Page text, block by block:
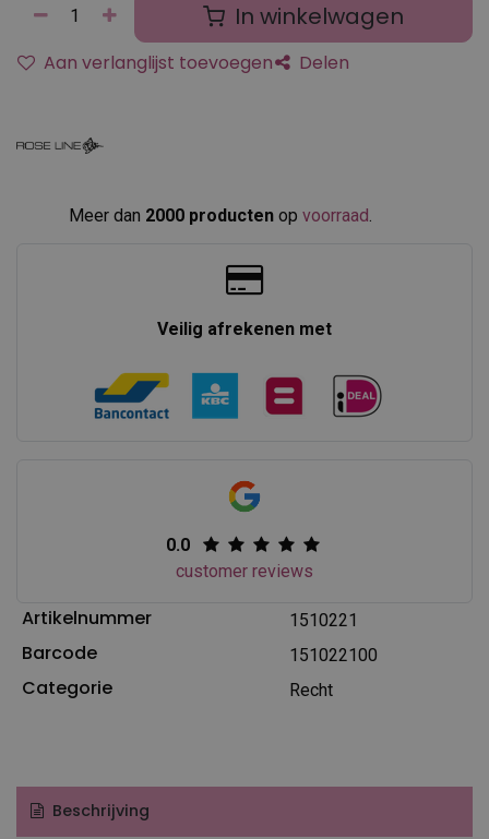
In winkelwagen
Aan verlanglijst toevoegen Delen
Meer dan 2000 producten op voorraad
Veilig afrekenen met
0.0
customer reviews
Artikelnummer 1510221
Barcode 151022100
Categorie Recht
Beschrijving